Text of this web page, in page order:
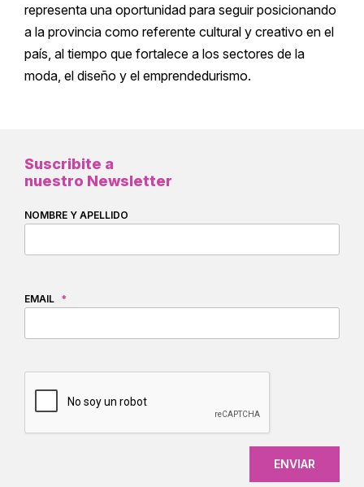
representa una oportunidad para seguir posicionando
a la provincia como referente cultural y creativo en el
país, al tiempo que fortalece a los sectores de la
moda, el diseño y el emprendedurismo.
Suscribite a
nuestro Newsletter
NOMBRE Y APELLIDO
EMAIL *